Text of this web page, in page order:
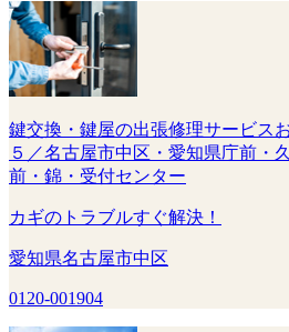
鍵交換・鍵屋の出張修理サービス
５／名古屋市中区・愛知県庁前・
前・錦・受付センター
カギのトラブルすぐ解決！
愛知県名古屋市中区
0120-001904